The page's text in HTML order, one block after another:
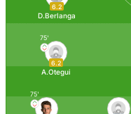
75'
6.2
75'
A.Otegui
6.2
D.Berlanga